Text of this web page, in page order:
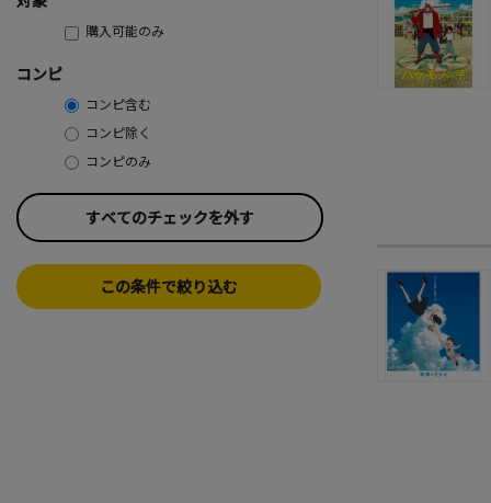
購入可能のみ
コンピ
コンピ含む
コンピ除く
コンピのみ
すべてのチェックを外す
この条件で絞り込む